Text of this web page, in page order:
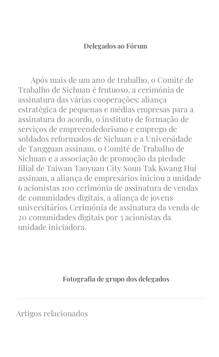
Delegados ao Fórum
Após mais de um ano de trabalho, o Comité de
Trabalho de Sichuan é frutuoso, a cerimónia de
assinatura das várias cooperações: aliança
estratégica de pequenas e médias empresas para a
assinatura do acordo, o instituto de formação de
serviços de empreendedorismo e emprego de
soldados reformados de Sichuan e a Universidade
de Tangguan assinam, o Comité de Trabalho de
Sichuan e a associação de promoção da piedade
filial de Taiwan Taoyuan City Soun Tak Kwang Hui
assinam, a aliança de empresários iniciou a unidade
6 acionistas 100 cerimónia de assinatura de vendas
de comunidades digitais, a aliança de jovens
universitários Cerimónia de assinatura da venda de
20 comunidades digitais por 3 acionistas da
unidade iniciadora.
Fotografia de grupo dos delegados
Artigos relacionados